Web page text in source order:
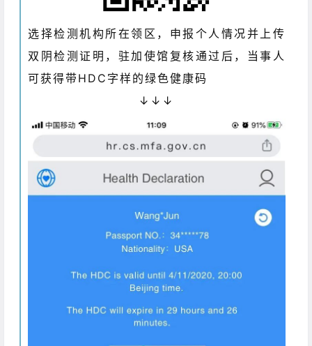
选择检测机构所在领区，申报个人情况并上传
双阴检测证明，驻加使馆复核通过后，当事人
可获得带HDC字样的绿色健康码
↓↓↓